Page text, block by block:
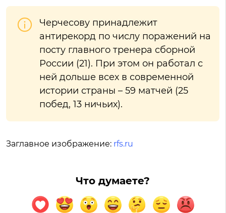
Черчесову принадлежит
антирекорд по числу поражений на
посту главного тренера сборной
России (21). При этом он работал с
ней дольше всех в современной
истории страны – 59 матчей (25
побед, 13 ничьих).
Заглавное изображение: rfs.ru
Что думаете?